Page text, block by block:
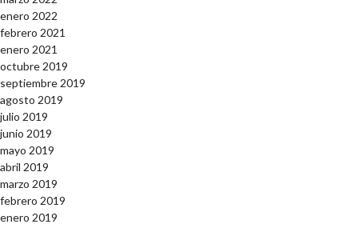
enero 2022
febrero 2021
enero 2021
octubre 2019
septiembre 2019
agosto 2019
julio 2019
junio 2019
mayo 2019
abril 2019
marzo 2019
febrero 2019
enero 2019